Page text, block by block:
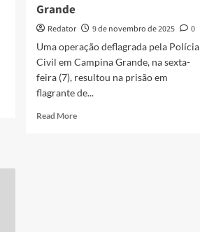
Grande
Redator 9 de novembro de 2025
0
Uma operação deflagrada pela Polícia
Civil em Campina Grande, na sexta-
feira (7), resultou na prisão em
flagrante de...
Read MoreRead